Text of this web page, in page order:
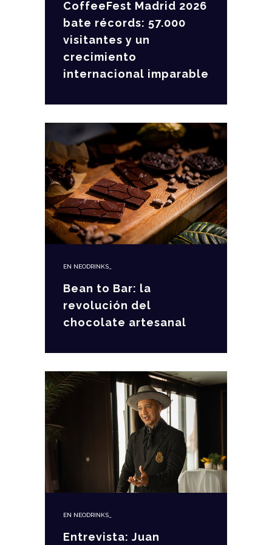
CoffeeFest Madrid 2026
bate récords: 57.000
visitantes y un
crecimiento
internacional imparable
EN NEODRINKS_
Bean to Bar: la
revolución del
chocolate artesanal
EN NEODRINKS_
Entrevista: Juan